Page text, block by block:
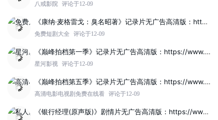
八戒影院 评论于12-09
《康纳·麦格雷戈：臭名昭著》记录片无广告高清版：https://www.jinzhuqq.com/dyvideo/117812.html
免费短剧大全 评论于12-09
《巅峰拍档第一季》记录片无广告高清版：https://www.jinzhuqq.com/dyvideo/117821.html
星河影视 评论于12-09
《巅峰拍档第五季》记录片无广告高清版：https://www.jinzhuqq.com/dyvideo/117820.html
高清电影电视剧免费在线看 评论于12-09
《银行经理(原声版)》剧情片无广告高清版：https://www.jinzhuqq.com/dyvideo/117814.html